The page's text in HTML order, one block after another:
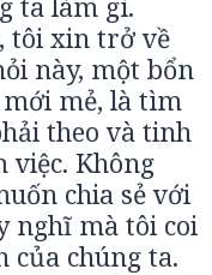
tôi xin trở về
này, một bổn
mẻ, là tìm
theo và tinh
việc. Không
chia sẻ với
nghĩ mà tôi coi
của chúng ta.